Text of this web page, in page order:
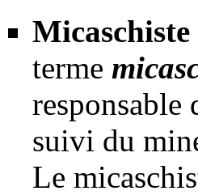
Micaschiste
terme
responsable
suivi du
Le